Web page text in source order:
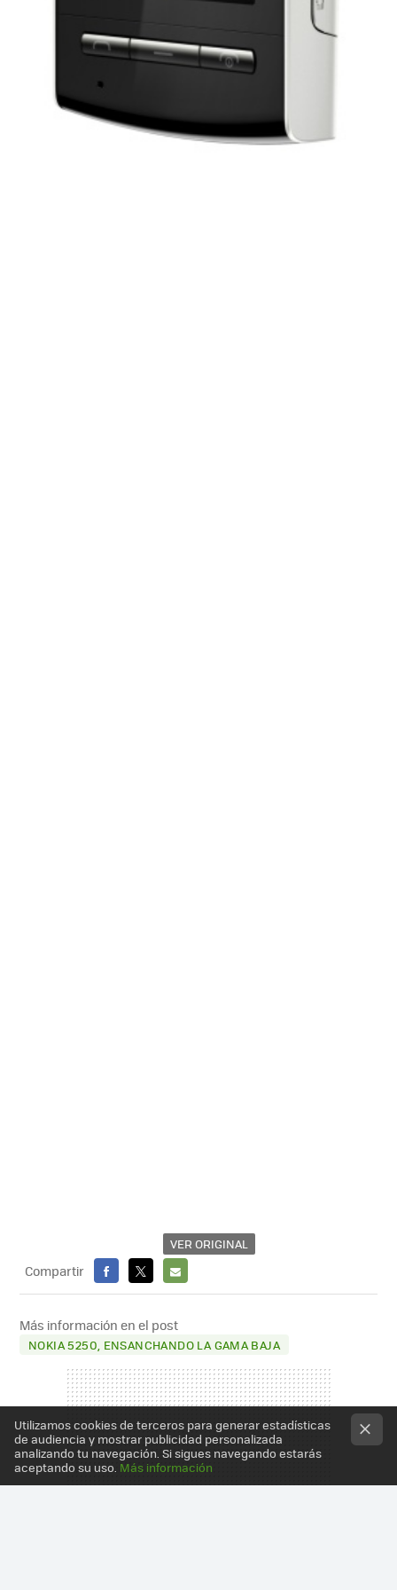
VER ORIGINAL
Compartir
FACEBOOK
X
E-
MAIL
Más información en el post
NOKIA 5250, ENSANCHANDO LA GAMA BAJA
Utilizamos cookies de terceros para generar estadísticas
de audiencia y mostrar publicidad personalizada
analizando tu navegación. Si sigues navegando estarás
aceptando su uso. Más información